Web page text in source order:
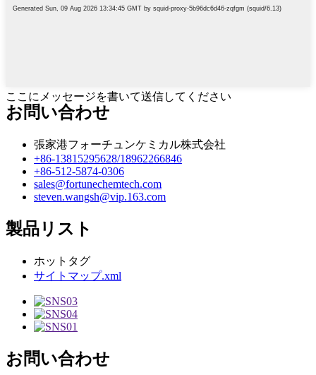
ここにメッセージを書いて送信してください
お問い合わせ
張家港フォーチュンケミカル株式会社
+86-13815295628/18962266846
+86-512-5874-0306
sales@fortunechemtech.com
steven.wangsh@vip.163.com
製品リスト
ホットタグ
サイトマップ.xml
お問い合わせ